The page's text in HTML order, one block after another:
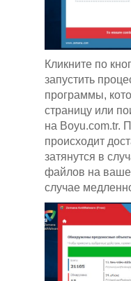
Кликните по
запустить
программы,
страницу или
на Boyu.com.tr.
происходит
затянутся в
файлов на
случае